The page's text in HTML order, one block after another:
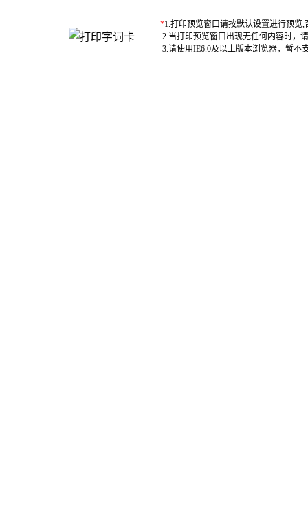
*1.打印预览窗口请按默认设置进行预览
2.当打印预览窗口出现无任何内容时，
3.请使用IE6.0及以上版本浏览器，暂不